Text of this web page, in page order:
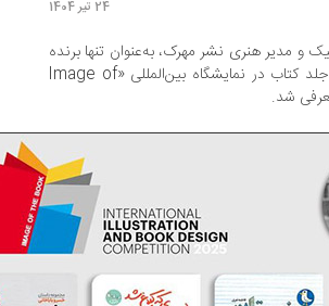
هنری نشر مهرک، به‌عنوان تنها برنده
جایزه بهترین طراحی جلد کتاب در نمایشگاه بین‌المللی «Image of